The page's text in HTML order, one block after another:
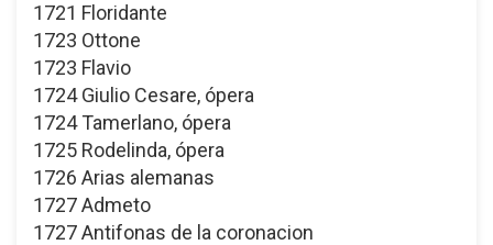
1721 Floridante
1723 Ottone
1723 Flavio
1724 Giulio Cesare, ópera
1724 Tamerlano, ópera
1725 Rodelinda, ópera
1726 Arias alemanas
1727 Admeto
1727 Antifonas de la coronacion